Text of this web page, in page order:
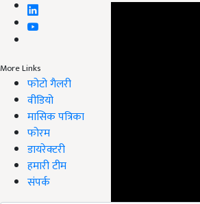
More Links
फोटो गैलरी
वीडियो
मासिक पत्रिका
फोरम
डायरेक्टरी
हमारी टीम
संपर्क